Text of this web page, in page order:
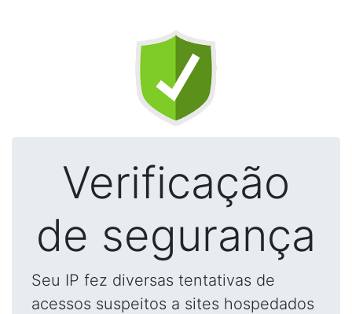
Verificação
de segurança
Seu IP fez diversas tentativas de
acessos suspeitos a sites hospedados